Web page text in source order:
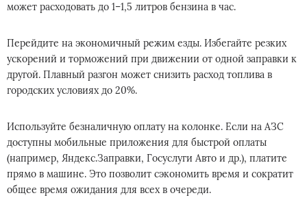
может расходовать до 1–1,5 литров бензина в час.
Перейдите на экономичный режим езды. Избегайте резких
ускорений и торможений при движении от одной заправки к
другой. Плавный разгон может снизить расход топлива в
городских условиях до 20%.
Используйте безналичную оплату на колонке. Если на АЗС
доступны мобильные приложения для быстрой оплаты
(например, Яндекс.Заправки, Госуслуги Авто и др.), платите
прямо в машине. Это позволит сэкономить время и сократит
общее время ожидания для всех в очереди.